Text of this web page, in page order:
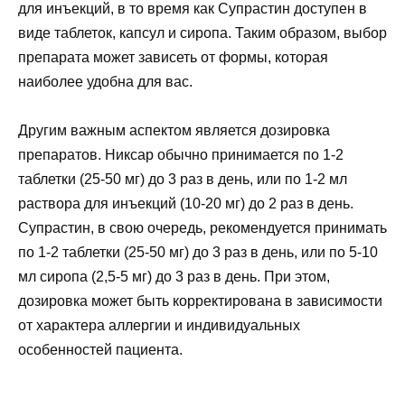
для инъекций, в то время как Супрастин доступен в
виде таблеток, капсул и сиропа. Таким образом, выбор
препарата может зависеть от формы, которая
наиболее удобна для вас.
Другим важным аспектом является дозировка
препаратов. Никсар обычно принимается по 1-2
таблетки (25-50 мг) до 3 раз в день, или по 1-2 мл
раствора для инъекций (10-20 мг) до 2 раз в день.
Супрастин, в свою очередь, рекомендуется принимать
по 1-2 таблетки (25-50 мг) до 3 раз в день, или по 5-10
мл сиропа (2,5-5 мг) до 3 раз в день. При этом,
дозировка может быть корректирована в зависимости
от характера аллергии и индивидуальных
особенностей пациента.